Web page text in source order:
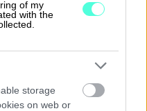
of my
with the
storage
on web or